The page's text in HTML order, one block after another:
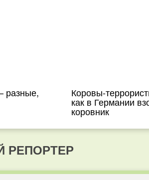
разные, Коровы-
как в Германии
коровник
РЕПОРТЕР